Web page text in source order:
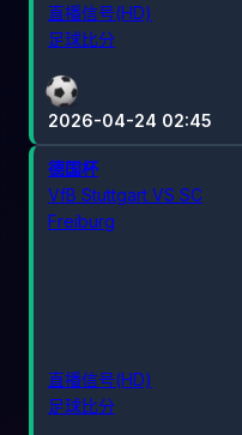
2026-04-24 02:45
直播信号(HD)
足球比分
德国杯
VfB Stuttgart VS SC
Freiburg
直播信号(HD)
足球比分